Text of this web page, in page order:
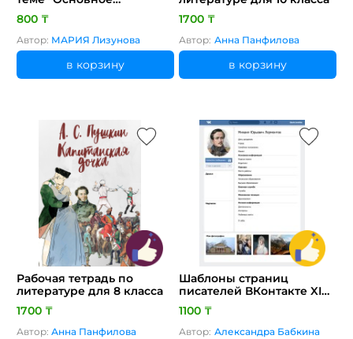
тригонометрическое
тождество"
800 ₸
Автор: МАРИЯ Лизунова
в корзину
1700 ₸
Автор: Анна Панфилова
в корзину
Рабочая тетрадь по
литературе для 8 класса
1700 ₸
Автор: Анна Панфилова
Шаблоны страниц
писателей ВКонтакте XIX
век
1100 ₸
Автор: Александра Бабкина